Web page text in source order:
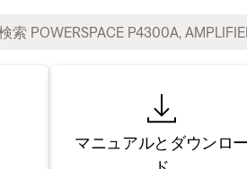
マニュアルとダウンロー